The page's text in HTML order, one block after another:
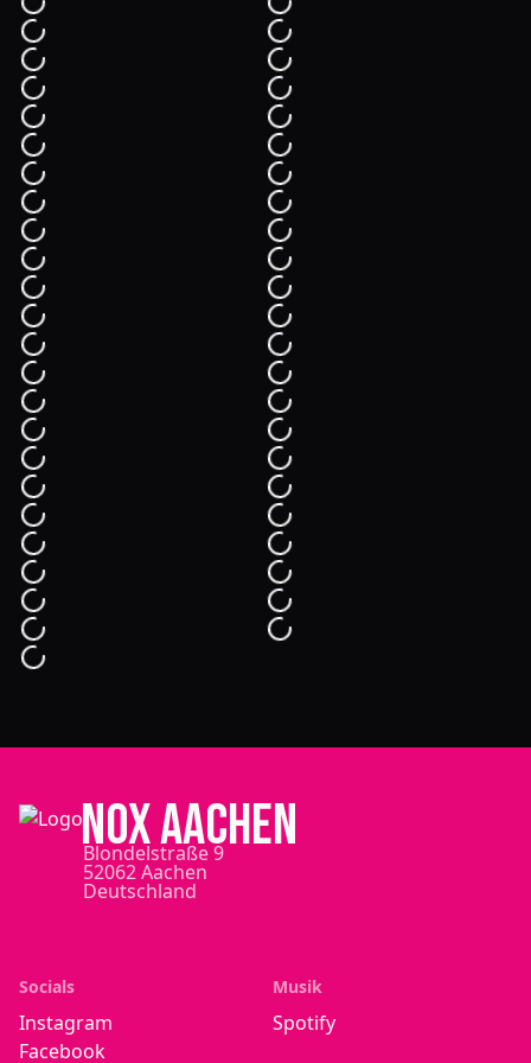
NOX Aachen
Blondelstraße 9
52062 Aachen
Deutschland
Socials
Instagram
Facebook
Musik
Spotify